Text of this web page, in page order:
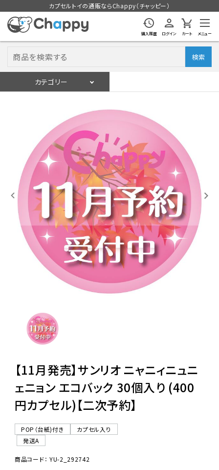
カプセルトイの通販ならChappy（チャッピー）
購入履歴 ログイン カート メニュー
検索
カテゴリー
入荷スケジュールをチェック
カプセルトイマシン本体
カプセルトイ
販促用空カプセル
レンタル
景品・玩具・文具
販促用カプセルトイ
ご利用ガイド
06-6282-7659
【11月発売】サンリオ ニャニィニュニ
ェニョン エコバック 30個入り (400
円カプセル)【二次予約】
POP（台紙)付き
カプセル入り
発送A
商品コード： YU-2_292742